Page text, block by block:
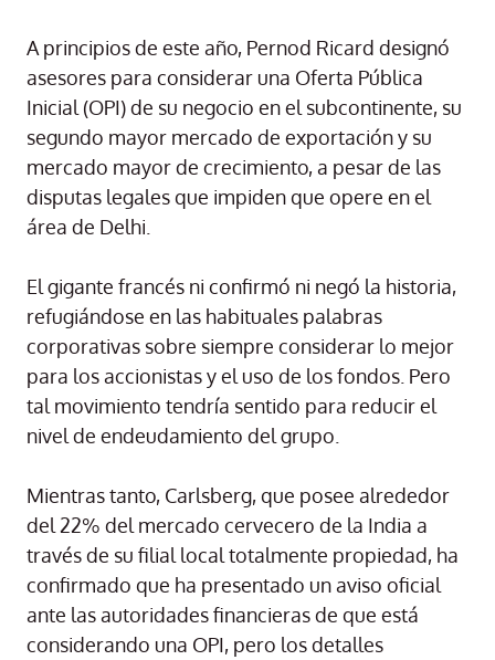
A principios de este año, Pernod Ricard designó
asesores para considerar una Oferta Pública
Inicial (OPI) de su negocio en el subcontinente, su
segundo mayor mercado de exportación y su
mercado mayor de crecimiento, a pesar de las
disputas legales que impiden que opere en el
área de Delhi.
El gigante francés ni confirmó ni negó la historia,
refugiándose en las habituales palabras
corporativas sobre siempre considerar lo mejor
para los accionistas y el uso de los fondos. Pero
tal movimiento tendría sentido para reducir el
nivel de endeudamiento del grupo.
Mientras tanto, Carlsberg, que posee alrededor
del 22% del mercado cervecero de la India a
través de su filial local totalmente propiedad, ha
confirmado que ha presentado un aviso oficial
ante las autoridades financieras de que está
considerando una OPI, pero los detalles